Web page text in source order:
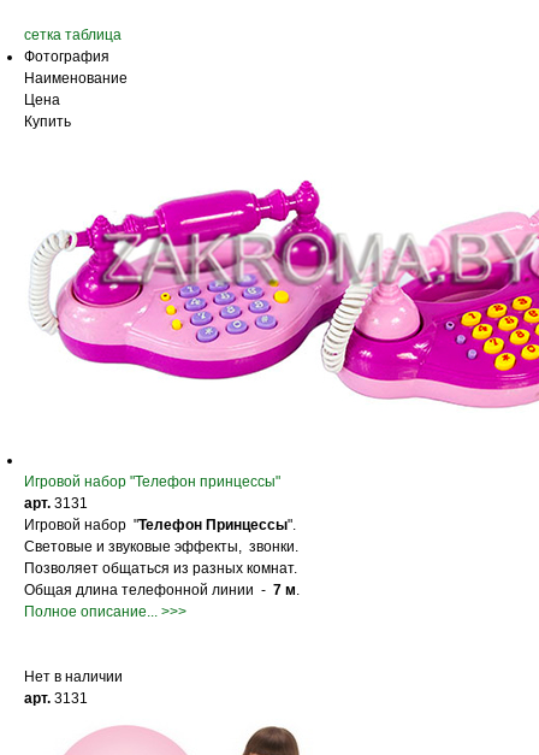
сетка таблица
Фотография
Наименование
Цена
Купить
Игровой набор "Телефон принцессы"
арт. 3131
Игровой набор "Телефон Принцессы".
Световые и звуковые эффекты, звонки.
Позволяет общаться из разных комнат.
Общая длина телефонной линии - 7 м.
Полное описание... >>>
Нет в наличии
арт. 3131